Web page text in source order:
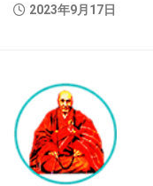
2023年9月17日